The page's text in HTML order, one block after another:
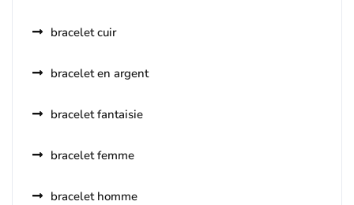
bracelet cuir
bracelet en argent
bracelet fantaisie
bracelet femme
bracelet homme